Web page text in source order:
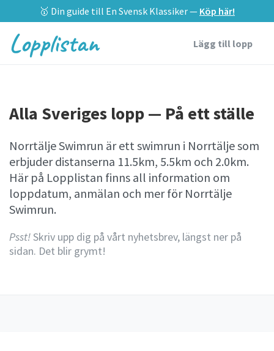
🥇 Din guide till En Svensk Klassiker — Köp här!
Lopplistan Lägg till lopp
Alla Sveriges lopp — På ett ställe
Norrtälje Swimrun är ett swimrun i Norrtälje som
erbjuder distanserna 11.5km, 5.5km och 2.0km.
Här på Lopplistan finns all information om
loppdatum, anmälan och mer för Norrtälje
Swimrun.
Psst!Skriv upp dig på vårt nyhetsbrev, längst ner på
sidan. Det blir grymt!